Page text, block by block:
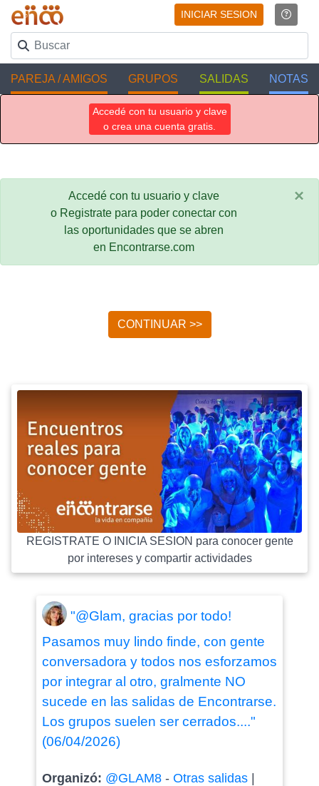
INICIAR SESION
PAREJA / AMIGOS GRUPOS SALIDAS NOTAS
Accedé con tu usuario y clave
o crea una cuenta gratis.
Accedé con tu usuario y clave
o Registrate para poder conectar con
las oportunidades que se abren
en Encontrarse.com
×
CONTINUAR >>
REGISTRATE O INICIA SESION para conocer gente
por intereses y compartir actividades
"@Glam, gracias por todo!
Pasamos muy lindo finde, con gente
conversadora y todos nos esforzamos
por integrar al otro, gralmente NO
sucede en las salidas de Encontrarse.
Los grupos suelen ser cerrados...."
(06/04/2026)
Organizó: @GLAM8- Otras salidas|